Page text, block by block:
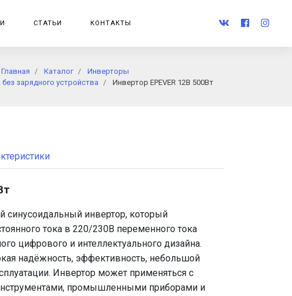
СТАТЬИ КОНТАКТЫ
Главная Каталог
Инверторы
зарядного устройства
Инвертор EPEVER 12В 500Вт
синусоидальный инвертор, который
тока в 220/230В переменного тока
цифрового и интеллектуального дизайна.
надёжность, эффективность, небольшой
Инвертор может применяться с
промышленными приборами и